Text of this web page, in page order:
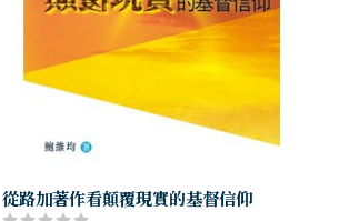
從路加著作看顛覆現實的基督信仰